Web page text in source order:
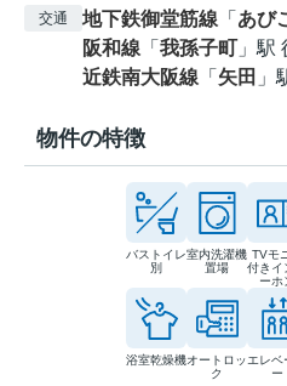
交通 地下鉄御堂筋線 「 あび
阪和線 「 我孫子町 」駅
近鉄南大阪線 「 矢田 」
物件の特徴
バストイレ
別
室内洗濯機
置場
TVモ
付きイ
ーホ
浴室乾燥機オートロッ
ク
エレベ
ー